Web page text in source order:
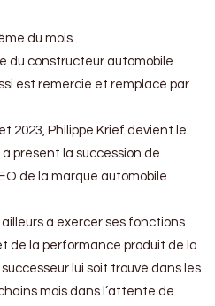
du mois.
du constructeur automobile
est remercié et remplacé par
2023, Philippe Krief devient le
présent la succession de
de la marque automobile
à exercer ses fonctions
de la performance produit de la
lui soit trouvé dans les
mois.dans l’attente de